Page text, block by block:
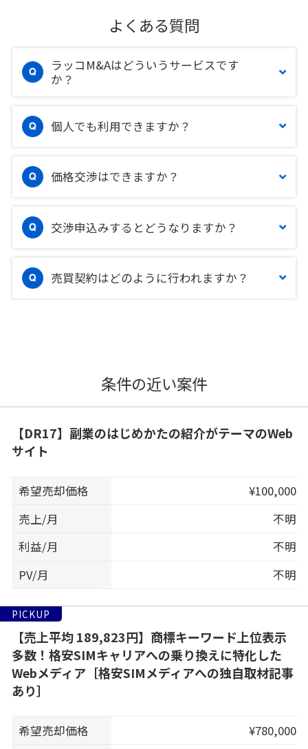
よくある質問
ラッコM&Aはどういうサービスです
か？
個人でも利用できますか？
価格交渉はできますか？
交渉申込みするとどうなりますか？
売買契約はどのように行われますか？
条件の近い案件
【DR17】副業のはじめかたの紹介がテーマのWeb
サイト
希望売却価格
¥100,000
売上/月
不明
利益/月
不明
PV/月
不明
PICKUP
【売上平均 189,823円】商標キーワード上位表示
多数！格安SIMキャリアへの乗り換えに特化した
Webメディア［格安SIMメディアへの独自取材記事
あり］
希望売却価格
¥780,000